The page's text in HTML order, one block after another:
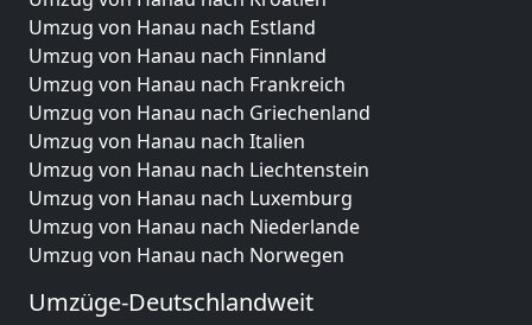
Umzug von Hanau nach Estland
Umzug von Hanau nach Finnland
Umzug von Hanau nach Frankreich
Umzug von Hanau nach Griechenland
Umzug von Hanau nach Italien
Umzug von Hanau nach Liechtenstein
Umzug von Hanau nach Luxemburg
Umzug von Hanau nach Niederlande
Umzug von Hanau nach Norwegen
Umzüge-Deutschlandweit